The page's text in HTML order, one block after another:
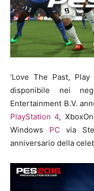
‘Love The Past,
disponibile nei
Entertainment B.V.
PlayStation 4,
Windows PC via
anniversario della